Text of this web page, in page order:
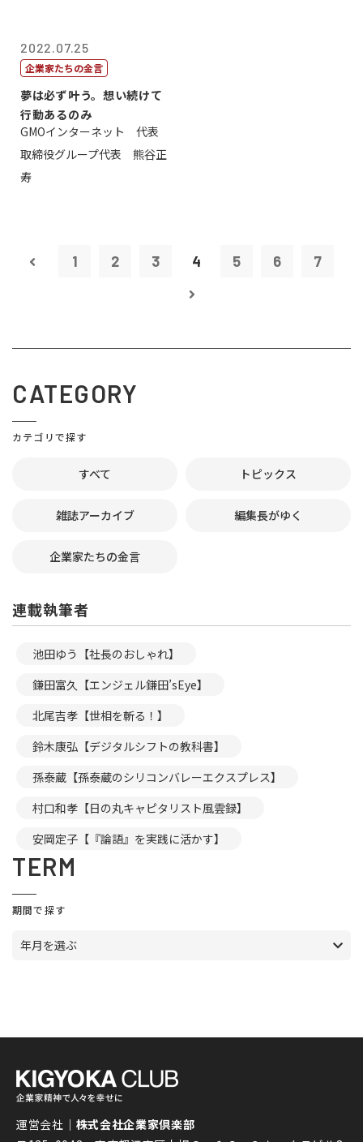
2022.07.25
企業家たちの金言
夢は必ず叶う。想い続けて
行動あるのみ
GMOインターネット 代表
取締役グループ代表 熊谷正
寿
1 2 3 4 5 6 7
CATEGORY
カテゴリで探す
すべて トピックス
雑誌アーカイブ 編集長がゆく
企業家たちの金言
連載執筆者
池田ゆう【社長のおしゃれ】
鎌田富久【エンジェル鎌田’sEye】
北尾吉孝【世相を斬る！】
鈴木康弘【デジタルシフトの教科書】
孫泰蔵【孫泰蔵のシリコンバレーエクスプレス】
村口和孝【日の丸キャピタリスト風雲録】
安岡定子【『論語』を実践に活かす】
TERM
期間で探す
年月を選ぶ
運営会社｜ 株式会社企業家倶楽部